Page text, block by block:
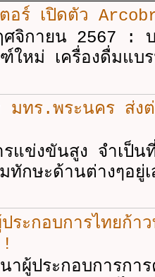
อร์ เปิดตัว
จิกายน 2567 : บ
ใหม่ เครื่องดื่มแบ
มทร.พระนคร ส่งต่
แข่งขันสูง จำเป็
ทักษะด้านต่างๆอยู่
ระกอบการไทยก้า
ผู้ประกอบการกา